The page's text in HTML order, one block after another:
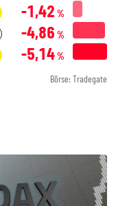
-1,42 %
-4,86 %
-5,14%
Börse: Tradegate